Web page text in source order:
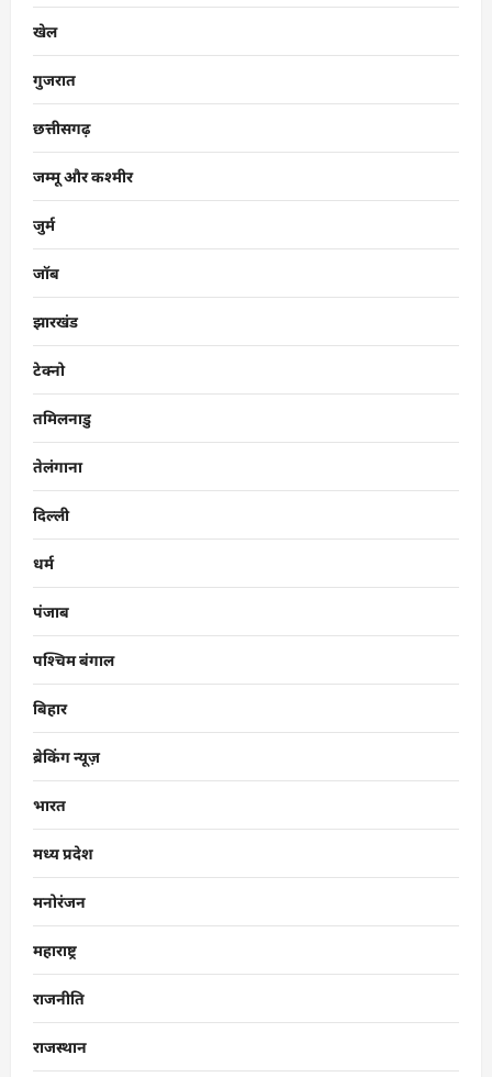
खेल
गुजरात
छत्तीसगढ़
जम्मू और कश्मीर
जुर्म
जॉब
झारखंड
टेक्नो
तमिलनाडु
तेलंगाना
दिल्ली
धर्म
पंजाब
पश्चिम बंगाल
बिहार
ब्रेकिंग न्यूज़
भारत
मध्य प्रदेश
मनोरंजन
महाराष्ट्र
राजनीति
राजस्थान